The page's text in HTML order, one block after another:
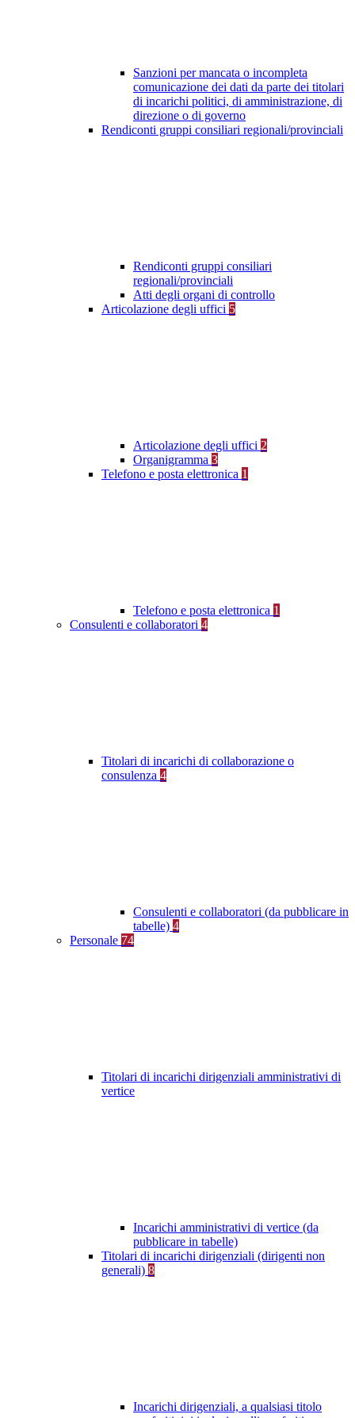
Sanzioni per mancata o incompleta
comunicazione dei dati da parte dei titolari
di incarichi politici, di amministrazione, di
direzione o di governo
Rendiconti gruppi consiliari regionali/provinciali
Rendiconti gruppi consiliari
regionali/provinciali
Atti degli organi di controllo
Articolazione degli uffici 5
Articolazione degli uffici 2
Organigramma 3
Telefono e posta elettronica 1
Telefono e posta elettronica 1
Consulenti e collaboratori 4
Titolari di incarichi di collaborazione o
consulenza 4
Consulenti e collaboratori (da pubblicare in
tabelle) 4
Personale 74
Titolari di incarichi dirigenziali amministrativi di
vertice
Incarichi amministrativi di vertice (da
pubblicare in tabelle)
Titolari di incarichi dirigenziali (dirigenti non
generali) 8
Incarichi dirigenziali, a qualsiasi titolo